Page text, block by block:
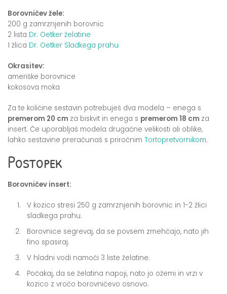
Borovničev žele:
200 g zamrznjenih borovnic
2 lista Dr. Oetker želatine
1 žlica Dr. Oetker Sladkega prahu
Okrasitev:
ameriške borovnice
kokosova moka
Za te količine sestavin potrebuješ dva modela – enega s
premerom 20 cm za biskvit in enega s premerom 18 cm za
insert. Če uporabljaš modela drugačne velikosti ali oblike,
lahko sestavine preračunaš s priročnim Tortopretvornikom.
Postopek
Borovničev insert:
V kozico stresi 250 g zamrznjenih borovnic in 1-2 žlici
sladkega prahu.
Borovnice segrevaj, da se povsem zmehčajo, nato jih
fino spasiraj.
V hladni vodi namoči 3 liste želatine.
Počakaj, da se želatina napoji, nato jo ožemi in vrzi v
kozico z vročo borovničevo osnovo.